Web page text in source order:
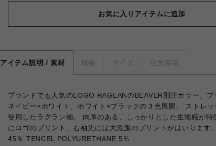
お気に入りアイテムに追加
アイテム説明 / 素材 概要 サイズ 注意事項
ブランドでも人気のLOGO RAGLANのBEAVER別注カラー。ブ
ネイビー×ホワイト、ホワイト×ブラックの３色展開。 ストレ
使用したラグラン袖。 肉厚のある、しっかりとした生地感が特
にロゴのプリント、右袖先には大漁旗のプリントがはいりま
45％ TENCEL POLYURETHANE 5％